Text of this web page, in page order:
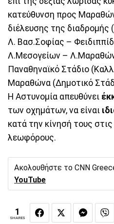
κατεύθυνση προς
διέλευσης της
Λ. Βασ.Σοφίας –
Λ.Μεσογείων –
Παναθηναϊκό Στάδιο
Μαραθώνα (Δημοτικό
Η Αστυνομία απευθύνει
των οχημάτων, να είναι
κατά την κίνησή τους
λεωφόρους.
Ακολουθήστε το CNN
YouTube
1
SHARES